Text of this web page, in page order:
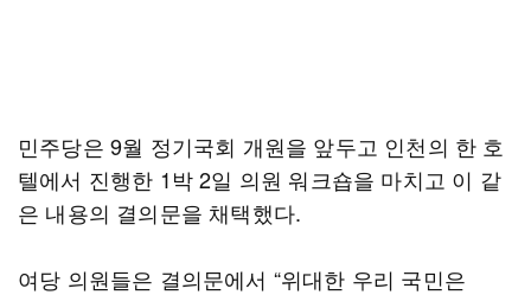
민주당은 9월 정기국회 개원을 앞두고 인천의 한 호
텔에서 진행한 1박 2일 의원 워크숍을 마치고 이 같
은 내용의 결의문을 채택했다.
여당 의원들은 결의문에서 “위대한 우리 국민은